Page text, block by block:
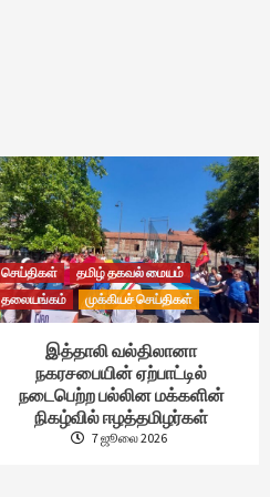
செய்திகள்
தமிழ் தகவல் மையம்
தலையங்கம்
முக்கியச் செய்திகள்
இத்தாலி வல்திலானா
நகரசபையின் ஏற்பாட்டில்
நடைபெற்ற பல்லின மக்களின்
நிகழ்வில் ஈழத்தமிழர்கள்
7 ஜூலை 2026